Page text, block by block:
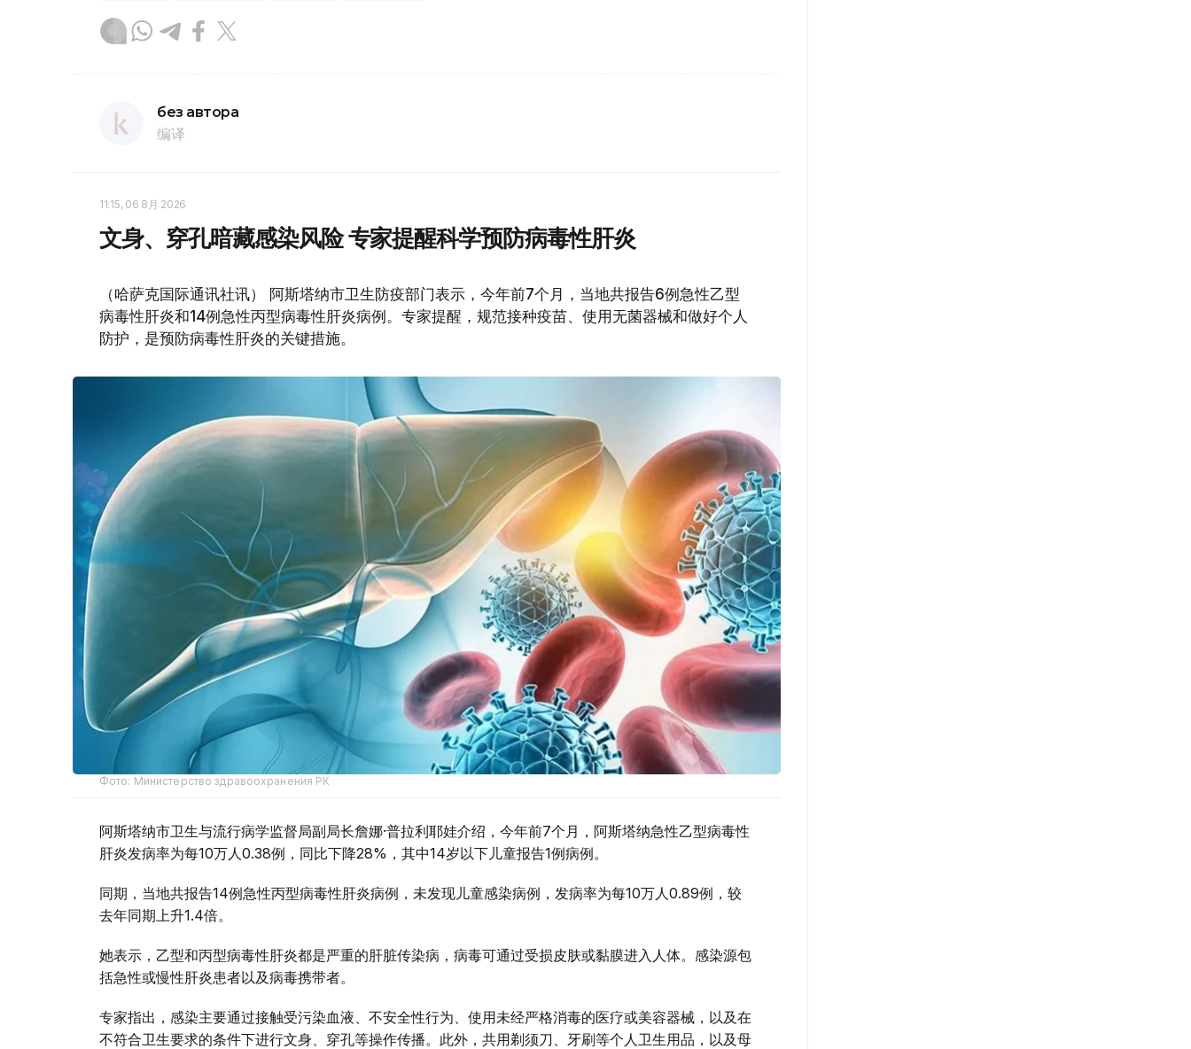
без автора
编译
11:15, 06 8月 2026
文身、穿孔暗藏感染风险 专家提醒科学预防病毒性肝炎
（哈萨克国际通讯社讯） 阿斯塔纳市卫生防疫部门表示，今年前7个月，当地共报告6例急性乙型
病毒性肝炎和14例急性丙型病毒性肝炎病例。专家提醒，规范接种疫苗、使用无菌器械和做好个人
防护，是预防病毒性肝炎的关键措施。
Фото: Министерство здравоохранения РК
阿斯塔纳市卫生与流行病学监督局副局长詹娜·普拉利耶娃介绍，今年前7个月，阿斯塔纳急性乙型病毒性
肝炎发病率为每10万人0.38例，同比下降28%，其中14岁以下儿童报告1例病例。
同期，当地共报告14例急性丙型病毒性肝炎病例，未发现儿童感染病例，发病率为每10万人0.89例，较
去年同期上升1.4倍。
她表示，乙型和丙型病毒性肝炎都是严重的肝脏传染病，病毒可通过受损皮肤或黏膜进入人体。感染源包
括急性或慢性肝炎患者以及病毒携带者。
专家指出，感染主要通过接触受污染血液、不安全性行为、使用未经严格消毒的医疗或美容器械，以及在
不符合卫生要求的条件下进行文身、穿孔等操作传播。此外，共用剃须刀、牙刷等个人卫生用品，以及母